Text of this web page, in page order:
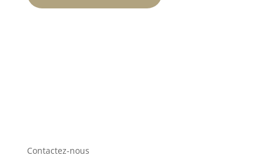
Contactez-nous